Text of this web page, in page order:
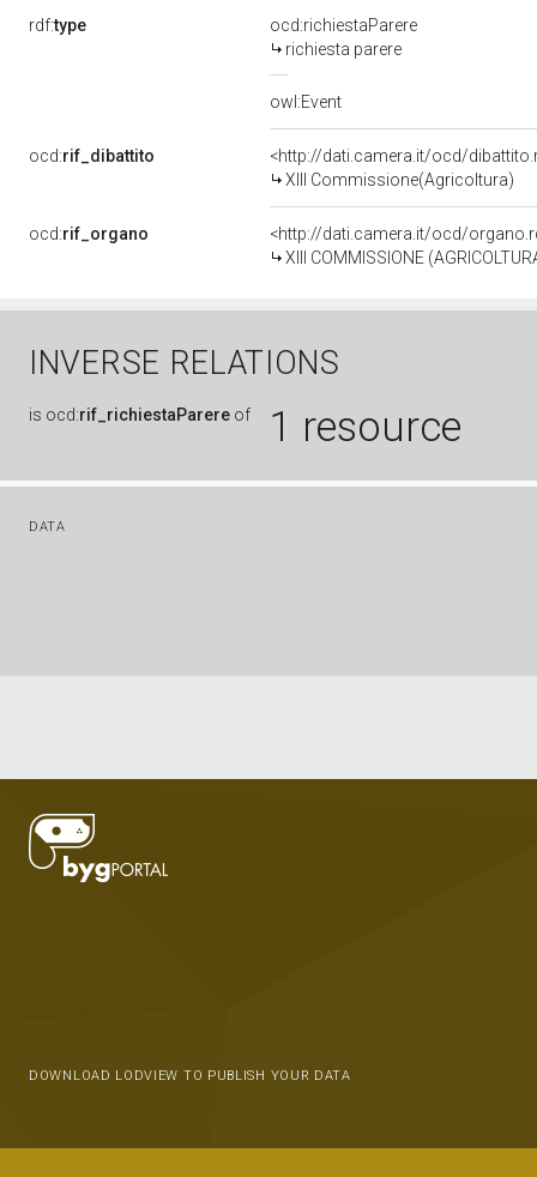
rdf:type
ocd:richiestaParere
richiesta parere
owl:Event
ocd:rif_dibattito
<http://dati.camera.it/ocd/
XIII Commissione(Agricoltura)
ocd:rif_organo
<http://dati.camera.it/ocd/
XIII COMMISSIONE
INVERSE RELATIONS
is ocd:rif_richiestaParere of 1 resource
DATA
DOWNLOAD LODVIEW TO PUBLISH YOUR DATA